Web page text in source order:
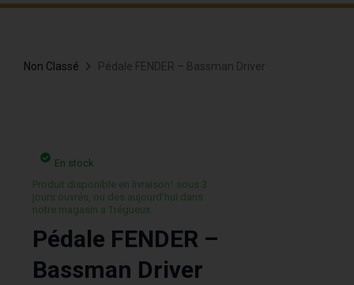
Non Classé Pédale FENDER – Bassman Driver
En stock
Produit disponible en livraison¹ sous 3
jours ouvrés, ou des aujourd’hui dans
notre magasin a Trégueux.
Pédale FENDER –
Bassman Driver